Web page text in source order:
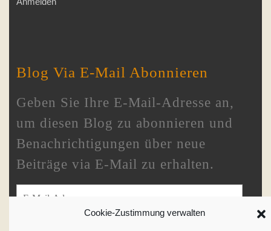
Cookie-Zustimmung verwalten
Blog Via E-Mail Abonnieren
Geben Sie Ihre E-Mail-Adresse an,
um diesen Blog zu abonnieren und
Benachrichtigungen über neue
Beiträge via E-Mail zu erhalten.
E-Mail-Adresse